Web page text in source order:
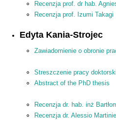
Recenzja prof. dr hab.
Recenzja prof. Izumi Takagi
Edyta Kania-Strojec
Zawiadomienie o obronie
Streszczenie pracy
Abstract of the PhD thesis
Recenzja dr. hab. inż
Recenzja dr. Alessio